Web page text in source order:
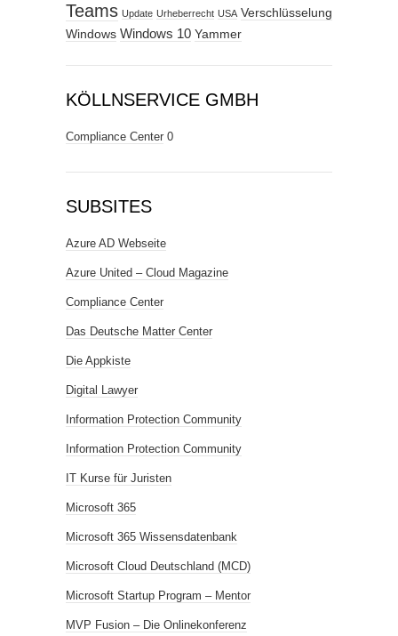
Teams Update Urheberrecht USA Verschlüsselung
Windows Windows 10 Yammer
KÖLLNSERVICE GMBH
Compliance Center 0
SUBSITES
Azure AD Webseite
Azure United – Cloud Magazine
Compliance Center
Das Deutsche Matter Center
Die Appkiste
Digital Lawyer
Information Protection Community
Information Protection Community
IT Kurse für Juristen
Microsoft 365
Microsoft 365 Wissensdatenbank
Microsoft Cloud Deutschland (MCD)
Microsoft Startup Program – Mentor
MVP Fusion – Die Onlinekonferenz